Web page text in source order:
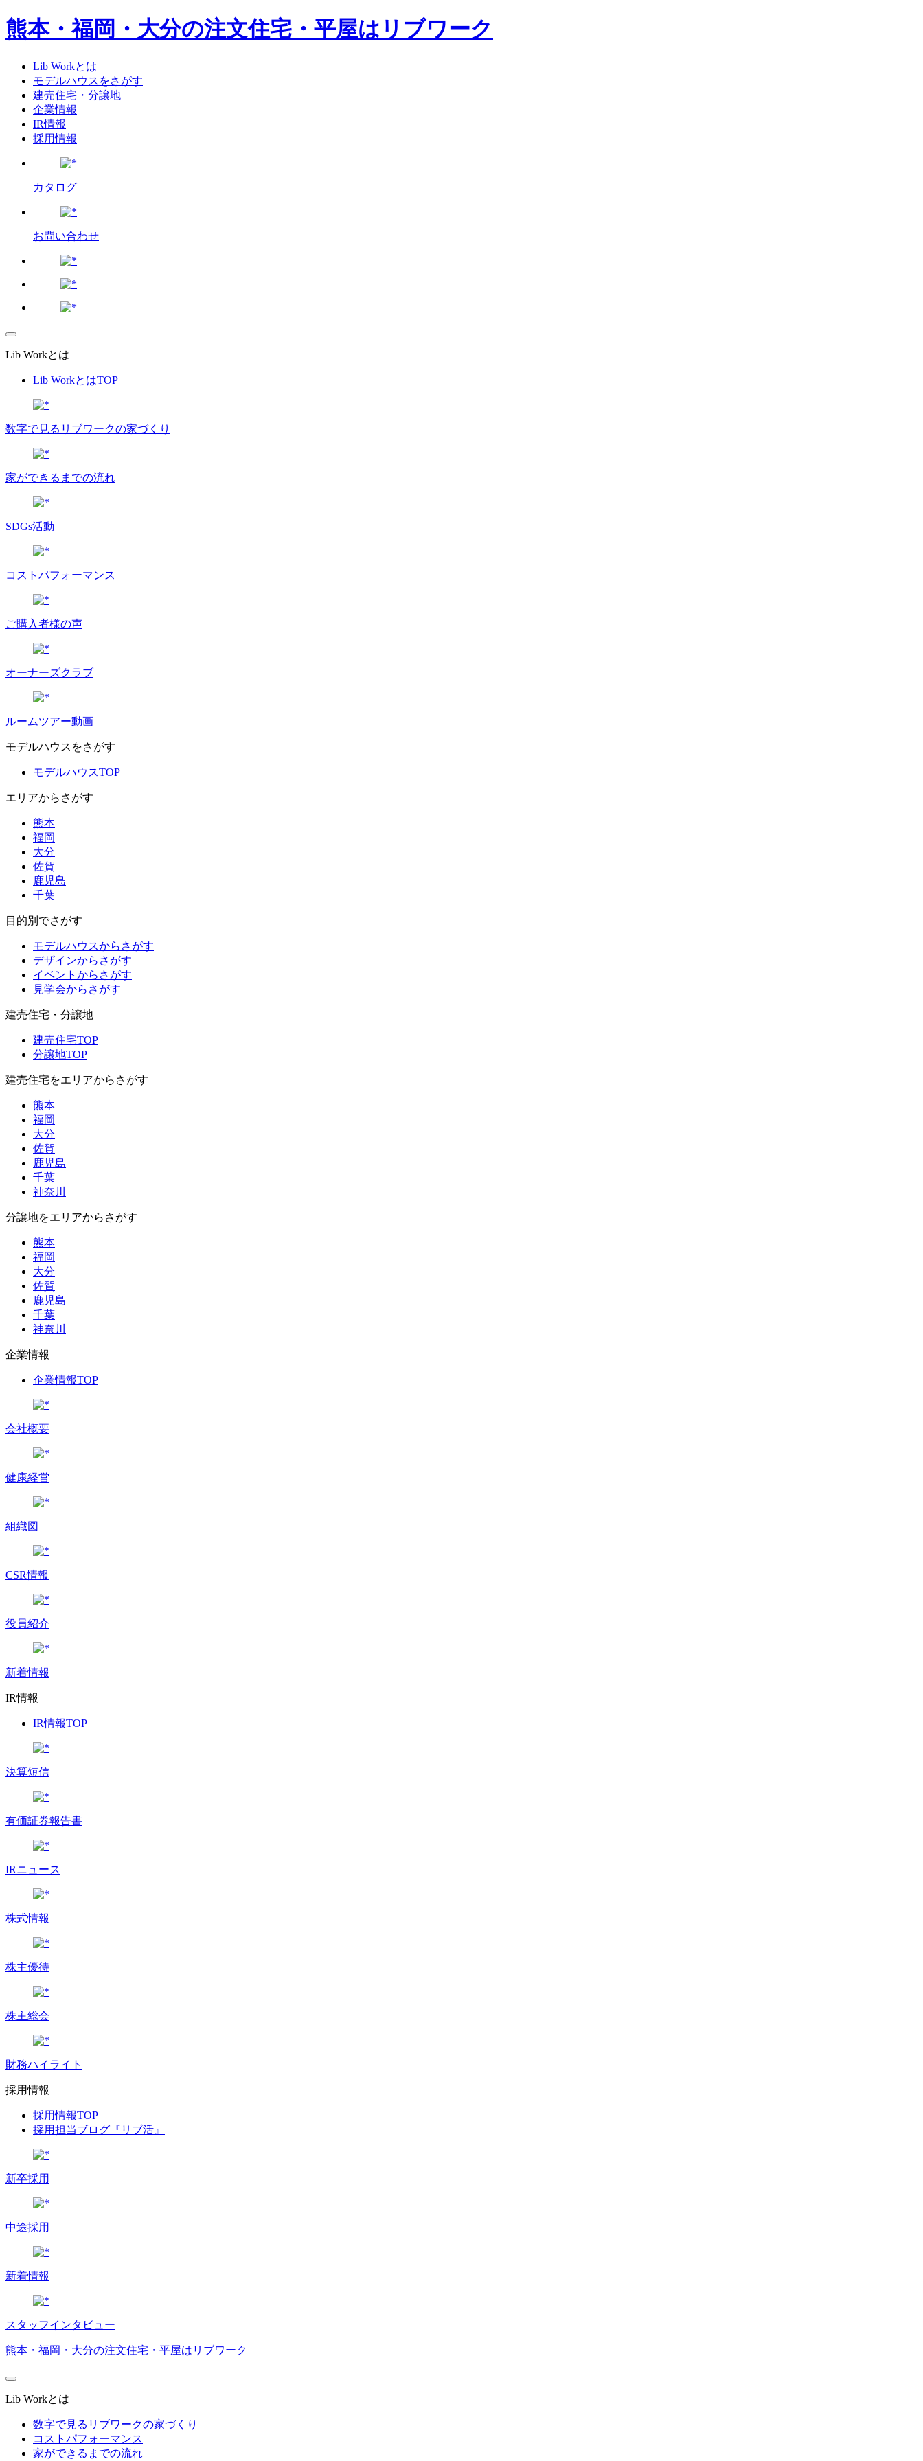
熊本・福岡・大分の注文住宅・平屋はリブワーク
Lib Workとは
モデルハウスをさがす
建売住宅・分譲地
企業情報
IR情報
採用情報
カタログ
お問い合わせ
Lib Workとは
Lib WorkとはTOP
数字で⾒るリブワークの家づくり
家ができるまでの流れ
SDGs活動
コストパフォーマンス
ご購入者様の声
オーナーズクラブ
ルームツアー動画
モデルハウスをさがす
モデルハウスTOP
エリアからさがす
熊本
福岡
大分
佐賀
鹿児島
千葉
目的別でさがす
モデルハウスからさがす
デザインからさがす
イベントからさがす
見学会からさがす
建売住宅・分譲地
建売住宅TOP
分譲地TOP
建売住宅をエリアからさがす
熊本
福岡
大分
佐賀
鹿児島
千葉
神奈川
分譲地をエリアからさがす
熊本
福岡
大分
佐賀
鹿児島
千葉
神奈川
企業情報
企業情報TOP
会社概要
健康経営
組織図
CSR情報
役員紹介
新着情報
IR情報
IR情報TOP
決算短信
有価証券報告書
IRニュース
株式情報
株主優待
株主総会
財務ハイライト
採用情報
採用情報TOP
採用担当ブログ『リブ活』
新卒採用
中途採用
新着情報
スタッフインタビュー
熊本・福岡・大分の注文住宅・平屋はリブワーク
Lib Workとは
数字で見るリブワークの家づくり
コストパフォーマンス
家ができるまでの流れ